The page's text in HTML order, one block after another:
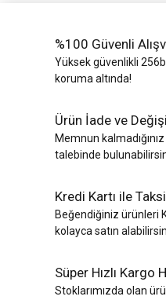
%100 Güvenli
Yüksek güvenlikli
koruma altında!
Ürün İade ve
Memnun
talebinde
Kredi Kartı ile
Beğendiğiniz ürünleri
kolayca satın
Süper Hızlı Kargo
Stoklarımızda olan